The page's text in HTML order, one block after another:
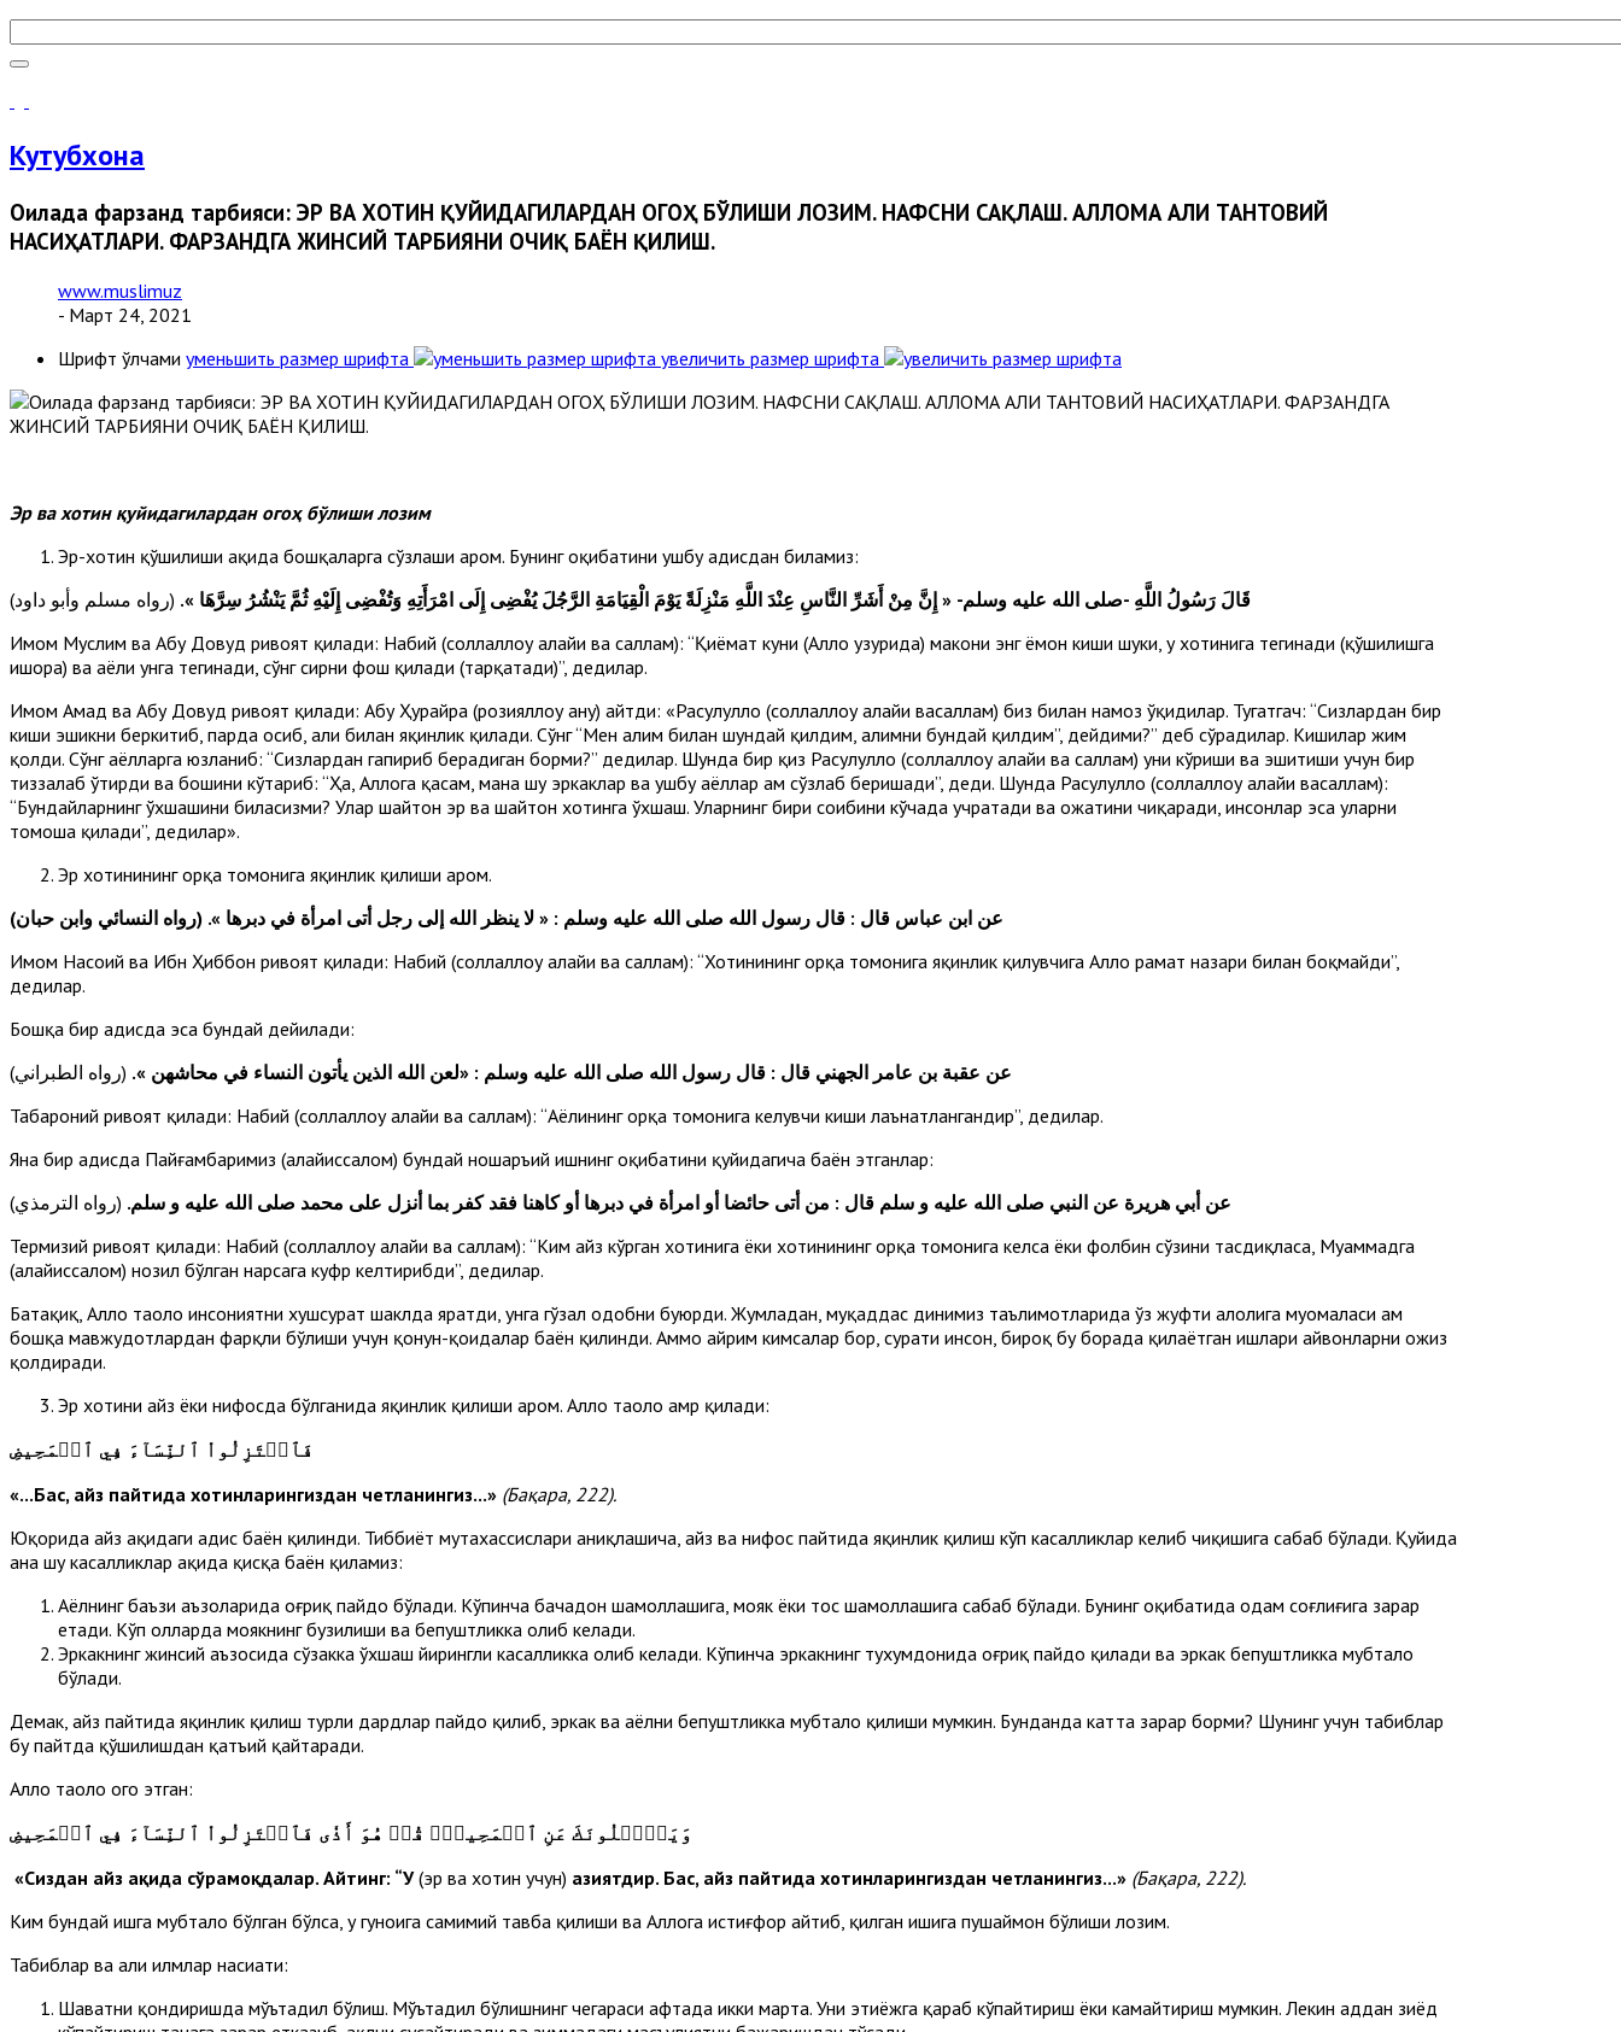
Кутубхона
Оилада фарзанд тарбияси: ЭР ВА ХОТИН ҚУЙИДАГИЛАРДАН ОГОҲ БЎЛИШИ ЛОЗИМ. НАФСНИ САҚЛАШ. АЛЛОМА АЛИ ТАНТОВИЙ
НАСИҲАТЛАРИ. ФАРЗАНДГА ЖИНСИЙ ТАРБИЯНИ ОЧИҚ БАЁН ҚИЛИШ.
www.muslimuz
- Март 24, 2021
Шрифт ўлчами уменьшить размер шрифта увеличить размер шрифта
Эр ва хотин қуйидагилардан огоҳ бўлиши лозим
Эр-хотин қўшилиши ҳақида бошқаларга сўзлаши ҳаром. Бунинг оқибатини ушбу ҳадисдан биламиз:
قَالَ رَسُولُ اللَّهِ -صلى الله عليه وسلم- « إِنَّ مِنْ أَشَرِّ النَّاسِ عِنْدَ اللَّهِ مَنْزِلَةً يَوْمَ الْقِيَامَةِ الرَّجُلَ يُفْضِى إِلَى امْرَأَتِهِ وَتُفْضِى إِلَيْهِ ثُمَّ يَنْشُرُ سِرَّهَا ». (رواه مسلم وأبو داود)
Имом Муслим ва Абу Довуд ривоят қилади: Набий (соллаллоҳу алайҳи ва саллам): “Қиёмат куни (Аллоҳ ҳузурида) макони энг ёмон киши шуки, у хотинига тегинади (қўшилишга
ишора) ва аёли унга тегинади, сўнг сирни фош қилади (тарқатади)”, дедилар.
Имом Аҳмад ва Абу Довуд ривоят қилади: Абу Ҳурайра (розияллоҳу анҳу) айтди: «Расулуллоҳ (соллаллоҳу алайҳи васаллам) биз билан намоз ўқидилар. Тугатгач: “Сизлардан бир
киши эшикни беркитиб, парда осиб, аҳли билан яқинлик қилади. Сўнг “Мен аҳлим билан шундай қилдим, аҳлимни бундай қилдим”, дейдими?” деб сўрадилар. Кишилар жим
қолди. Сўнг аёлларга юзланиб: “Сизлардан гапириб берадиган борми?” дедилар. Шунда бир қиз Расулуллоҳ (соллаллоҳу алайҳи ва саллам) уни кўриши ва эшитиши учун бир
тиззалаб ўтирди ва бошини кўтариб: “Ҳа, Аллоҳга қасам, мана шу эркаклар ва ушбу аёллар ҳам сўзлаб беришади”, деди. Шунда Расулуллоҳ (соллаллоҳу алайҳи васаллам):
“Бундайларнинг ўхшашини биласизми? Улар шайтон эр ва шайтон хотинга ўхшаш. Уларнинг бири соҳибини кўчада учратади ва ҳожатини чиқаради, инсонлар эса уларни
томоша қилади”, дедилар».
Эр хотинининг орқа томонига яқинлик қилиши ҳаром.
عن ابن عباس قال : قال رسول الله صلى الله عليه وسلم : « لا ينظر الله إلى رجل أتى امرأة في دبرها ». (رواه النسائي وابن حبان)
Имом Насоий ва Ибн Ҳиббон ривоят қилади: Набий (соллаллоҳу алайҳи ва саллам): “Хотинининг орқа томонига яқинлик қилувчига Аллоҳ раҳмат назари билан боқмайди”,
дедилар.
Бошқа бир ҳадисда эса бундай дейилади:
عن عقبة بن عامر الجهني قال : قال رسول الله صلى الله عليه وسلم : «لعن الله الذين يأتون النساء في محاشهن ». (رواه الطبراني)
Табароний ривоят қилади: Набий (соллаллоҳу алайҳи ва саллам): “Аёлининг орқа томонига келувчи киши лаънатлангандир”, дедилар.
Яна бир ҳадисда Пайғамбаримиз (алайҳиссалом) бундай ношаръий ишнинг оқибатини қуйидагича баён этганлар:
عن أبي هريرة عن النبي صلى الله عليه و سلم قال : من أتى حائضا أو امرأة في دبرها أو كاهنا فقد كفر بما أنزل على محمد صلى الله عليه و سلم. (رواه الترمذي)
Термизий ривоят қилади: Набий (соллаллоҳу алайҳи ва саллам): “Ким ҳайз кўрган хотинига ёки хотинининг орқа томонига келса ёки фолбин сўзини тасдиқласа, Муҳаммадга
(алайҳиссалом) нозил бўлган нарсага куфр келтирибди”, дедилар.
Батаҳқиқ, Аллоҳ таоло инсониятни хушсурат шаклда яратди, унга гўзал одобни буюрди. Жумладан, муқаддас динимиз таълимотларида ўз жуфти ҳалолига муомаласи ҳам
бошқа мавжудотлардан фарқли бўлиши учун қонун-қоидалар баён қилинди. Аммо айрим кимсалар бор, сурати инсон, бироқ бу борада қилаётган ишлари ҳайвонларни ожиз
қолдиради.
Эр хотини ҳайз ёки нифосда бўлганида яқинлик қилиши ҳаром. Аллоҳ таоло амр қилади:
فَٱعۡتَزِلُواْ ٱلنِّسَآءَ فِي ٱلۡمَحِيضِ
«...Бас, ҳайз пайтида хотинларингиздан четланингиз...» (Бақара, 222).
Юқорида ҳайз ҳақидаги ҳадис баён қилинди. Тиббиёт мутахассислари аниқлашича, ҳайз ва нифос пайтида яқинлик қилиш кўп касалликлар келиб чиқишига сабаб бўлади. Қуйида
ана шу касалликлар ҳақида қисқа баён қиламиз:
Аёлнинг баъзи аъзоларида оғриқ пайдо бўлади. Кўпинча бачадон шамоллашига, мояк ёки тос шамоллашига сабаб бўлади. Бунинг оқибатида одам соғлиғига зарар
етади. Кўп ҳолларда моякнинг бузилиши ва бепуштликка олиб келади.
Эркакнинг жинсий аъзосида сўзакка ўхшаш йирингли касалликка олиб келади. Кўпинча эркакнинг тухумдонида оғриқ пайдо қилади ва эркак бепуштликка мубтало
бўлади.
Демак, ҳайз пайтида яқинлик қилиш турли дардлар пайдо қилиб, эркак ва аёлни бепуштликка мубтало қилиши мумкин. Бунданда катта зарар борми? Шунинг учун табиблар
бу пайтда қўшилишдан қатъий қайтаради.
Аллоҳ таоло огоҳ этган:
وَيَسۡ‍َٔلُونَكَ عَنِ ٱلۡمَحِيضِۖ قُلۡ هُوَ أَذٗى فَٱعۡتَزِلُواْ ٱلنِّسَآءَ فِي ٱلۡمَحِيضِ
«Сиздан ҳайз ҳақида сўрамоқдалар. Айтинг: “У(эр ва хотин учун) азиятдир. Бас, ҳайз пайтида хотинларингиздан четланингиз...» (Бақара, 222).
Ким бундай ишга мубтало бўлган бўлса, у гуноҳига самимий тавба қилиши ва Аллоҳга истиғфор айтиб, қилган ишига пушаймон бўлиши лозим.
Табиблар ва аҳли илмлар насиҳати:
Шаҳватни қондиришда мўътадил бўлиш. Мўътадил бўлишнинг чегараси ҳафтада икки марта. Уни эҳтиёжга қараб кўпайтириш ёки камайтириш мумкин. Лекин ҳаддан зиёд